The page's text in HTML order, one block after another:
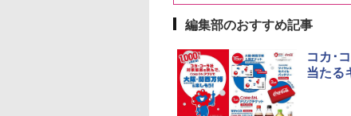
1
1
編集部のおすすめ記事
コカ･
当たる